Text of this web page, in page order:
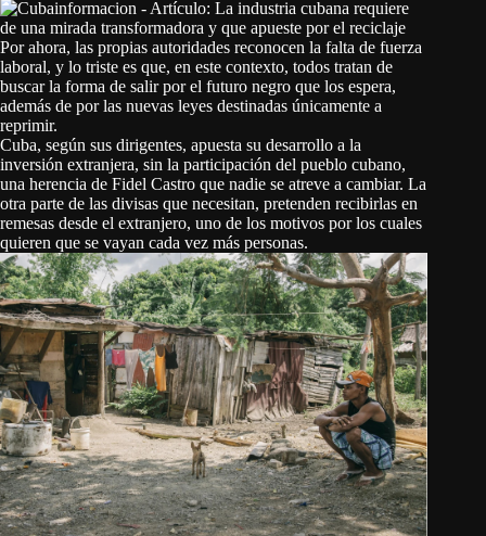
Por ahora, las propias autoridades reconocen la falta de fuerza
laboral, y lo triste es que, en este contexto, todos tratan de
buscar la forma de salir por el futuro negro que los espera,
además de por las nuevas leyes destinadas únicamente a
reprimir.
Cuba, según sus dirigentes, apuesta su desarrollo a la
inversión extranjera, sin la participación del pueblo cubano,
una herencia de Fidel Castro que nadie se atreve a cambiar. La
otra parte de las divisas que necesitan, pretenden recibirlas en
remesas desde el extranjero, uno de los motivos por los cuales
quieren que se vayan cada vez más personas.